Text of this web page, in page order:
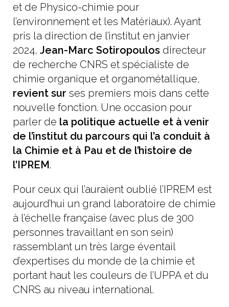
et de Physico-chimie pour
l’environnement et les Matériaux). Ayant
pris la direction de l’institut en janvier
2024, Jean-Marc Sotiropoulos directeur
de recherche CNRS et spécialiste de
chimie organique et organométallique,
revient sur ses premiers mois dans cette
nouvelle fonction. Une occasion pour
parler de la politique actuelle et à venir
de l’institut du parcours qui l’a conduit à
la Chimie et à Pau et de l’histoire de
l’IPREM.
Pour ceux qui l’auraient oublié l’IPREM est
aujourd’hui un grand laboratoire de chimie
à l’échelle française (avec plus de 300
personnes travaillant en son sein)
rassemblant un très large éventail
d’expertises du monde de la chimie et
portant haut les couleurs de l’UPPA et du
CNRS au niveau international.